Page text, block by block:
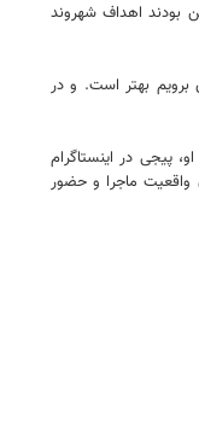
بودند اهداف شهروند
گفتم ساعت ۶ تیراندازی شروع می‌شود! و اگر از کمربندی برویم بهتر است. و در
منبع او، پیجی در اینستاگرام
واقعیت ماجرا و حضور